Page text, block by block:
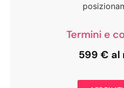
Termini e
599 € al